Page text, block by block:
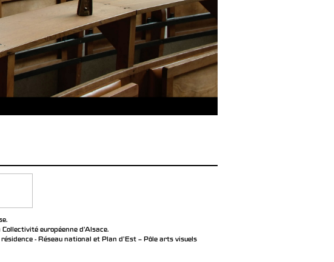
européenne d’Alsace.
- Réseau national et Plan d’Est – Pôle arts visuels